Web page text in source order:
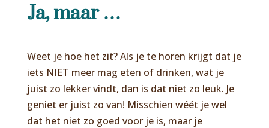
Ja, maar …
Weet je hoe het zit? Als je te horen krijgt dat je
iets NIET meer mag eten of drinken, wat je
juist zo lekker vindt, dan is dat niet zo leuk. Je
geniet er juist zo van! Misschien wéét je wel
dat het niet zo goed voor je is, maar je